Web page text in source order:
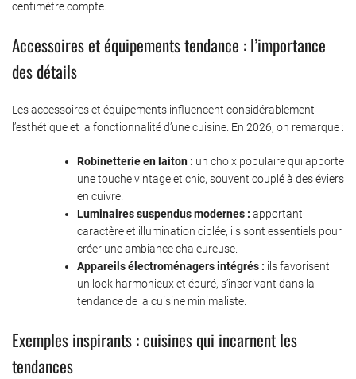
centimètre compte.
Accessoires et équipements tendance : l’importance
des détails
Les accessoires et équipements influencent considérablement
l’esthétique et la fonctionnalité d’une cuisine. En 2026, on remarque :
Robinetterie en laiton : un choix populaire qui apporte
une touche vintage et chic, souvent couplé à des éviers
en cuivre.
Luminaires suspendus modernes : apportant
caractère et illumination ciblée, ils sont essentiels pour
créer une ambiance chaleureuse.
Appareils électroménagers intégrés : ils favorisent
un look harmonieux et épuré, s’inscrivant dans la
tendance de la cuisine minimaliste.
Exemples inspirants : cuisines qui incarnent les
tendances